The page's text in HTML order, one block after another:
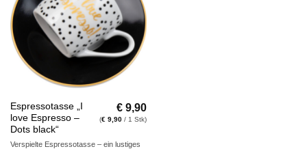
Espressotasse „I
love Espresso –
Dots black“
€ 9,90
(€ 9,90 / 1 Stk)
Verspielte Espressotasse – ein lustiges